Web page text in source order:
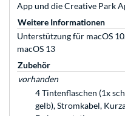
App und die Creative Park
Weitere Informationen
Unterstützung für macOS
macOS 13
Zubehör
vorhanden
4 Tintenflaschen (1x
gelb), Stromkabel,